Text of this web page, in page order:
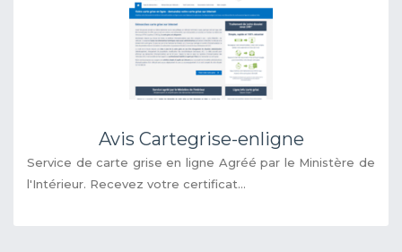
Avis Cartegrise-enligne
Service de carte grise en ligne Agréé par le Ministère de
l'Intérieur. Recevez votre certificat...